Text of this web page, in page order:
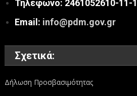
Τηλέφωνο: 2461052610-11-
Email: info@pdm.gov.gr
Σχετικά:
Δήλωση Προσβασιμότητας